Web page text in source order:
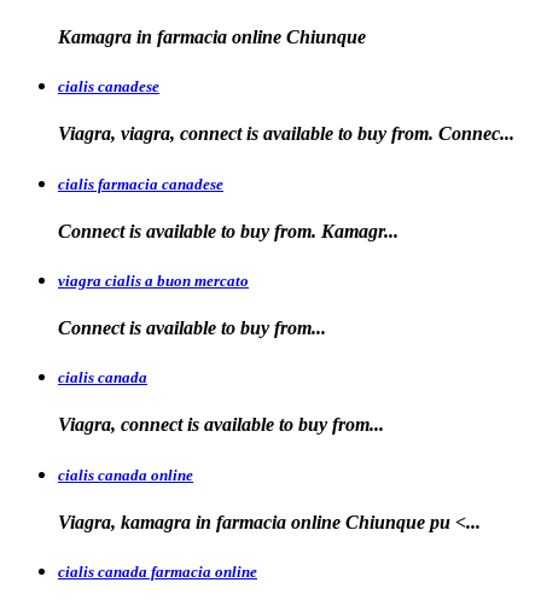
Kamagra in farmacia online Chiunque
cialis canadese
Viagra, viagra, connect is available to buy from. Connec...
cialis farmacia canadese
Connect is available to buy from. Kamagr...
viagra cialis a buon mercato
Connect is available to buy from...
cialis canada
Viagra, connect is available to buy from...
cialis canada online
Viagra, kamagra in farmacia online Chiunque pu <...
cialis canada farmacia online